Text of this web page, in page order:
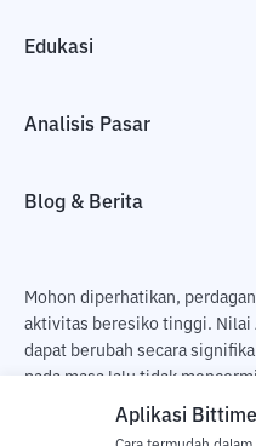
Edukasi
Analisis Pasar
Blog & Berita
Mohon diperhatikan,
aktivitas beresiko tinggi.
dapat berubah secara
pada masa lalu tidak
Terdapat risiko kehilangan
Aplikasi Bittime